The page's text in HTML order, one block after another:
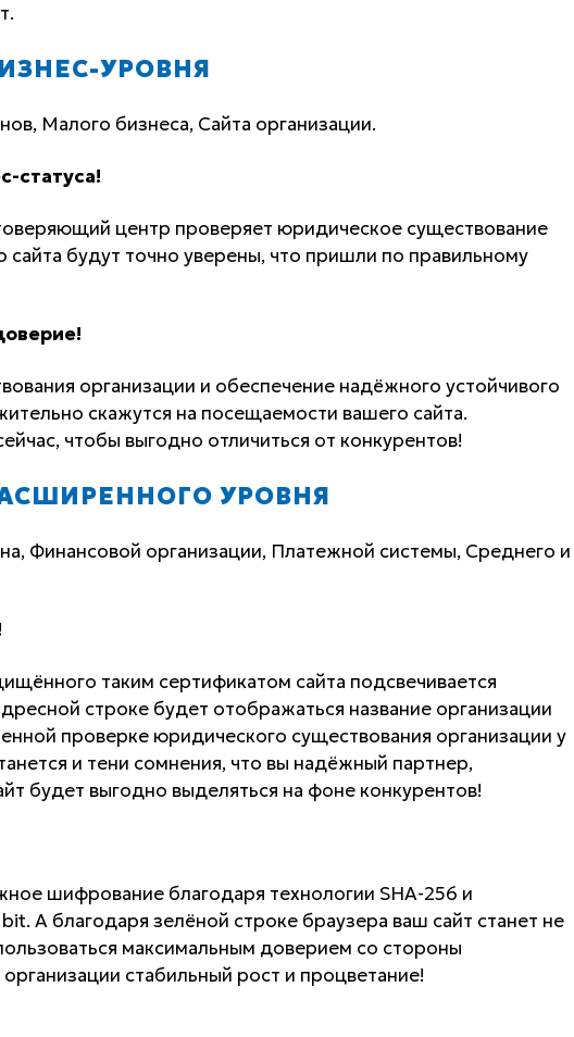
УРОВНЯ
Малого бизнеса, Сайта организации.
статуса!
центр проверяет юридическое существование
сайта будут точно уверены, что пришли по правильному
организации и обеспечение надёжного устойчивого
скажутся на посещаемости вашего сайта.
чтобы выгодно отличиться от конкурентов!
УРОВНЯ
Финансовой организации, Платежной системы, Среднего и
таким сертификатом сайта подсвечивается
строке будет отображаться название организации
проверке юридического существования организации у
и тени сомнения, что вы надёжный партнер,
будет выгодно выделяться на фоне конкурентов!
шифрование благодаря технологии SHA-256 и
А благодаря зелёной строке браузера ваш сайт станет не
максимальным доверием со стороны
стабильный рост и процветание!